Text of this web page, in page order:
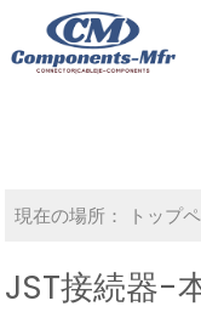
現在の場所： トップ
JST接続器-